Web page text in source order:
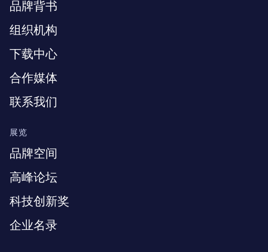
品牌背书
组织机构
下载中心
合作媒体
联系我们
展览
品牌空间
高峰论坛
科技创新奖
企业名录